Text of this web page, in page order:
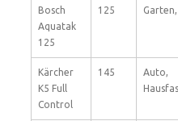
Bosch
Aquatak
125
125
Kärcher
K5 Full
Control
145
Auto,